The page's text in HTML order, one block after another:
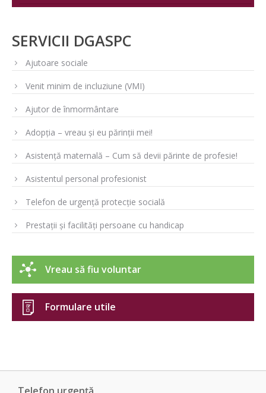
SERVICII DGASPC
Ajutoare sociale
Venit minim de incluziune (VMI)
Ajutor de înmormântare
Adopția – vreau și eu părinții mei!
Asistență maternală – Cum să devii părinte de profesie!
Asistentul personal profesionist
Telefon de urgență protecție socială
Prestații și facilități persoane cu handicap
Vreau să fiu voluntar
Formulare utile